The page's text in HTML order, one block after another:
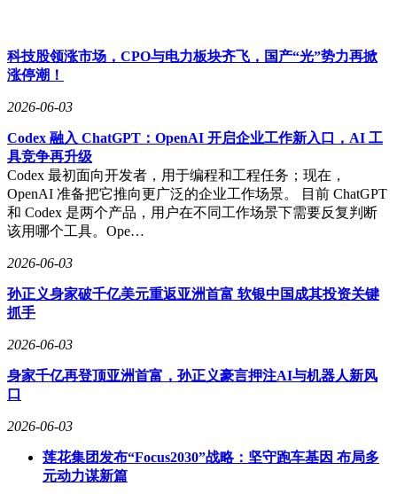
科技股领涨市场，CPO与电力板块齐飞，国产“光”势力再掀
涨停潮！
2026-06-03
Codex 融入 ChatGPT：OpenAI 开启企业工作新入口，AI 工
具竞争再升级
Codex 最初面向开发者，用于编程和工程任务；现在，
OpenAI 准备把它推向更广泛的企业工作场景。 目前 ChatGPT
和 Codex 是两个产品，用户在不同工作场景下需要反复判断
该用哪个工具。Ope…
2026-06-03
孙正义身家破千亿美元重返亚洲首富 软银中国成其投资关键
抓手
2026-06-03
身家千亿再登顶亚洲首富，孙正义豪言押注AI与机器人新风
口
2026-06-03
莲花集团发布“Focus2030”战略：坚守跑车基因 布局多
元动力谋新篇